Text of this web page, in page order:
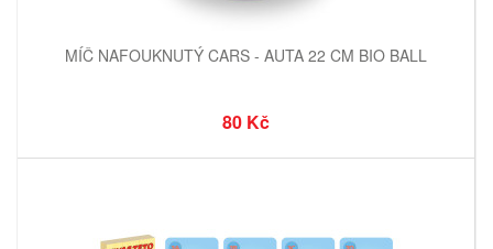
MÍČ NAFOUKNUTÝ CARS - AUTA 22 CM BIO BALL
80 Kč